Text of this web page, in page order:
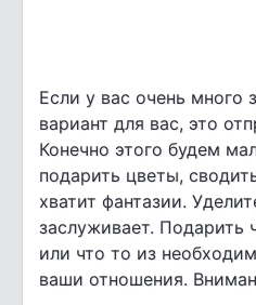
Если у вас очень
вариант для вас, это
Конечно этого будем
подарить цветы,
хватит фантазии.
заслуживает. Подарить
или что то из
ваши отношения.